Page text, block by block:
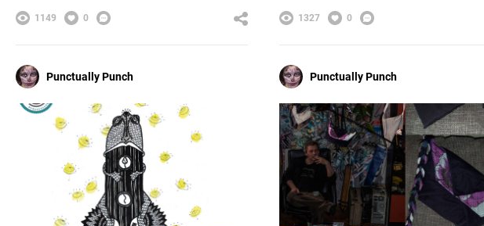
1149 0 1327 0
Punctually Punch Punctually Punch